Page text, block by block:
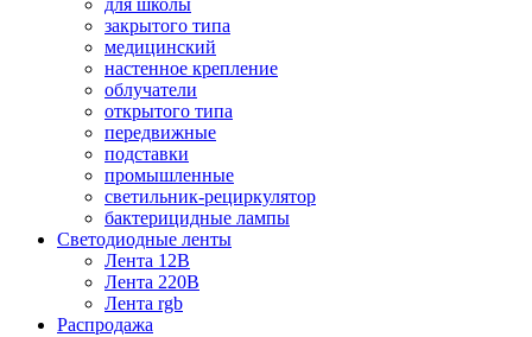
для школы
закрытого типа
медицинский
настенное крепление
облучатели
открытого типа
передвижные
подставки
промышленные
светильник-рециркулятор
бактерицидные лампы
Светодиодные ленты
Лента 12В
Лента 220В
Лента rgb
Распродажа